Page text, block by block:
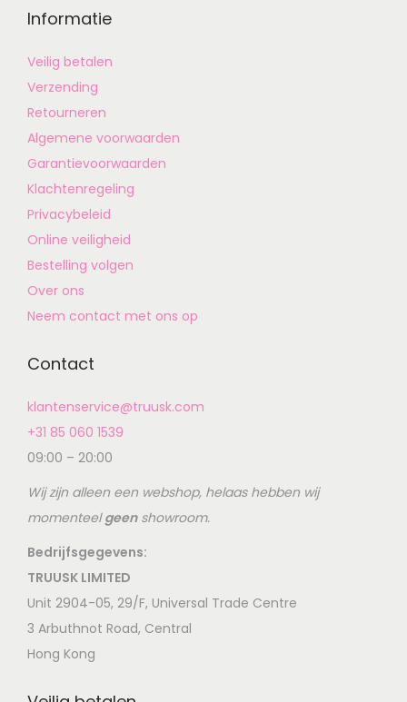
Informatie
Veilig betalen
Verzending
Retourneren
Algemene voorwaarden
Garantievoorwaarden
Klachtenregeling
Privacybeleid
Online veiligheid
Bestelling volgen
Over ons
Neem contact met ons op
Contact
klantenservice@truusk.com
+31 85 060 1539
09:00 – 20:00
Wij zijn alleen een webshop, helaas hebben wij
momenteelgeenshowroom.
Bedrijfsgegevens:
TRUUSK LIMITED
Unit 2904-05, 29/F, Universal Trade Centre
3 Arbuthnot Road, Central
Hong Kong